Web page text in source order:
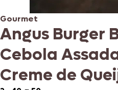
Gourmet
Angus Burger
Cebola
Creme de